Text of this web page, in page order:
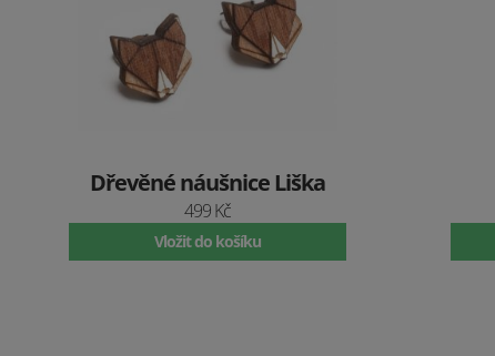
Dřevěné náušnice Liška
499 Kč
Vložit do košíku